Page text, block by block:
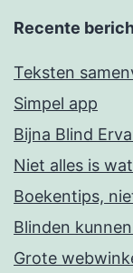
Recente
Teksten
Simpel app
Bijna Blind
Niet alles is
Boekentips,
Blinden
Grote